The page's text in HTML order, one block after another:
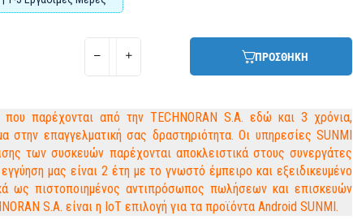
ΠΡΟΣΘΗΚΗ
παρέχονται από την TECHNORAN S.A. εδώ και 3 χρόνια,
στην επαγγελματική σας δραστηριότητα. Οι υπηρεσίες SUNMI
των συσκευών παρέχονται αποκλειστικά στους συνεργάτες
μας είναι 2 έτη με το γνωστό έμπειρο και εξειδικευμένο
ως πιστοποιημένος αντιπρόσωπος πωλήσεων και επισκευών
S.A. είναι η IoT επιλογή για τα προϊόντα Android SUNMI.